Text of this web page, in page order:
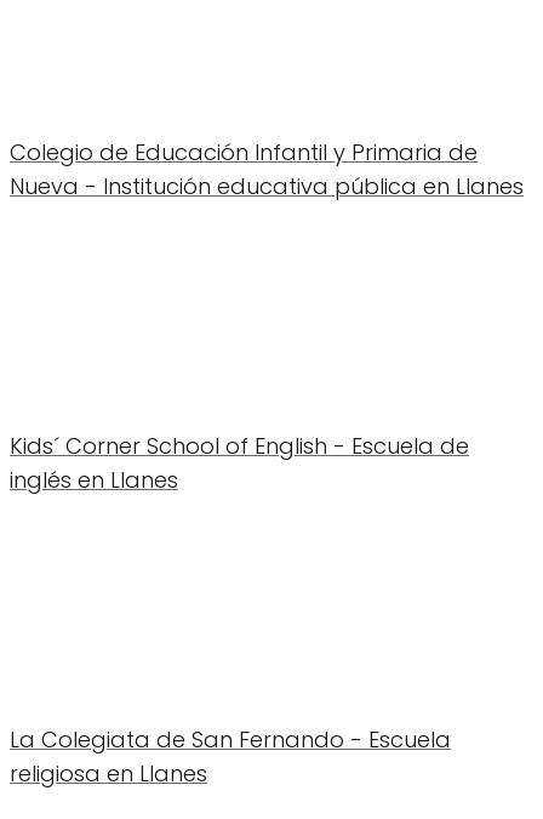
Colegio de Educación Infantil y Primaria de
Nueva - Institución educativa pública en Llanes
Kids´ Corner School of English - Escuela de
inglés en Llanes
La Colegiata de San Fernando - Escuela
religiosa en Llanes